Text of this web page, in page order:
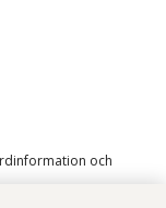
och